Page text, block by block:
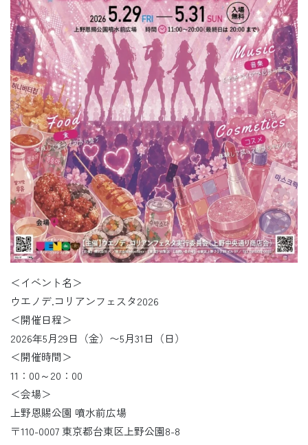
＜イベント名＞
ウエノデ.コリアンフェスタ2026
＜開催日程＞
2026年5月29日（金）〜5月31日（日）
＜開催時間＞
11：00～20：00
＜会場＞
上野恩賜公園 噴水前広場
〒110-0007 東京都台東区上野公園8-8